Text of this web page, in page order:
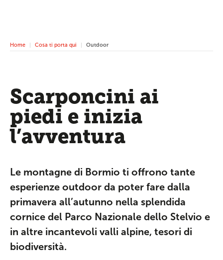
Home Cosa ti porta qui Outdoor
Scarponcini ai
piedi e inizia
l’avventura
Le montagne di Bormio ti offrono tante
esperienze outdoor da poter fare dalla
primavera all’autunno nella splendida
cornice del Parco Nazionale dello Stelvio e
in altre incantevoli valli alpine, tesori di
biodiversità.